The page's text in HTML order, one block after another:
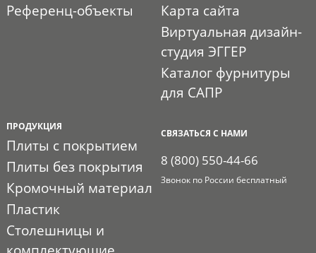
Референц-объекты
Карта сайта
Виртуальная дизайн-
студия ЭГГЕР
Каталог фурнитуры
для САПР
ПРОДУКЦИЯ
Плиты с покрытием
Плиты без покрытия
Кромочный материал
Пластик
Столешницы и
СВЯЗАТЬСЯ С НАМИ
8 (800) 550-44-66
Звонок по России бесплатный